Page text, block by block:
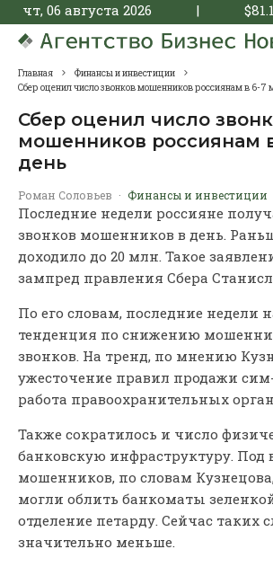
чт, 06 августа 2026 | $
Главная
Финансы и инвестиции
Сбер оценил число звонков мошенников россиянам в 6-7
Сбер оценил число
мошенников россиянам
день
Роман Соловьев · Финансы и инвестиции
Последние недели россияне
звонков мошенников в день.
доходило до 20 млн. Такое
зампред правления Сбера
По его словам, последние недели
тенденция по снижению
звонков. На тренд, по мнению
ужесточение правил продажи
работа правоохранительных
Также сократилось и число
банковскую инфраструктуру. Под
мошенников, по словам
могли облить банкоматы
отделение петарду. Сейчас таких
значительно меньше.